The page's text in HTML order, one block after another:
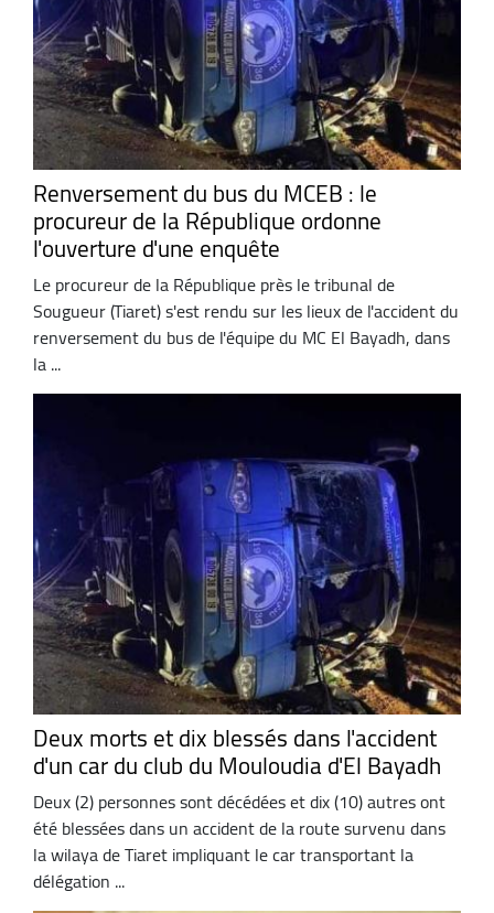
Renversement du bus du MCEB : le
procureur de la République ordonne
l'ouverture d'une enquête
Le procureur de la République près le tribunal de
Sougueur (Tiaret) s'est rendu sur les lieux de l'accident du
renversement du bus de l'équipe du MC El Bayadh, dans
la ...
Deux morts et dix blessés dans l'accident
d'un car du club du Mouloudia d'El Bayadh
Deux (2) personnes sont décédées et dix (10) autres ont
été blessées dans un accident de la route survenu dans
la wilaya de Tiaret impliquant le car transportant la
délégation ...